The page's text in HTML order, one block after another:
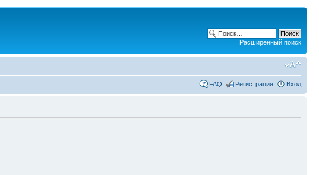
Расширенный поиск
FAQ Регистрация Вход